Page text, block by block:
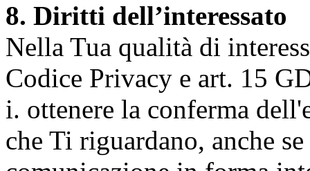
8. Diritti dell’interessato
Nella Tua qualità di
Codice Privacy e art. 15
i. ottenere la conferma
che Ti riguardano, anche